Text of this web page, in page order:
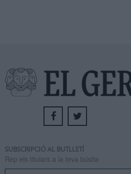
SUBSCRIPCIÓ AL BUTLLETÍ
Rep els titulars a la teva bústia